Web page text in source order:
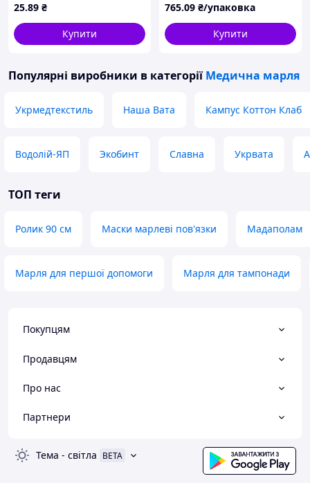
подушками 13 × 11 см тип
17 Білосніжка
25.89 ₴
Купити
ниткою 40 мм тип 17
Білосніжка 200 шт.
765.09 ₴/упаковка
Купити
Популярні виробники в категорії Медична марля
Укрмедтекстиль Наша Вата Кампус Коттон Клаб
Водолій-ЯП Экобинт Славна Укрвата
ТОП теги
Ролик 90 см Маски марлеві пов'язки Мадаполам
Марля для першої допомоги Марля для тампонади
Покупцям
Продавцям
Про нас
Партнери
Тема - світла BETA